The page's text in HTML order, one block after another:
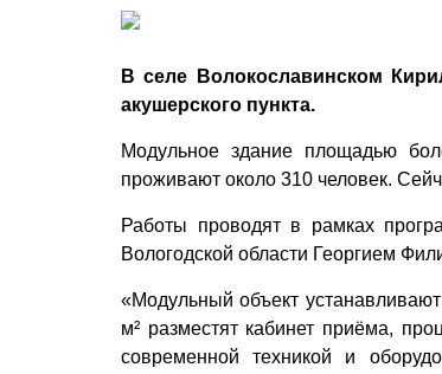
В селе Волокославинском
акушерского пункта.
Модульное здание площадью
проживают около 310 человек.
Работы проводят в рамках
Вологодской области Георгием
«Модульный объект
м² разместят кабинет приёма,
современной техникой и